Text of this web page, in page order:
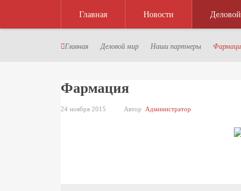
Главная Новости
Главная Деловой мир Наши партнеры
Фармация
24 ноября 2015 Автор Администратор